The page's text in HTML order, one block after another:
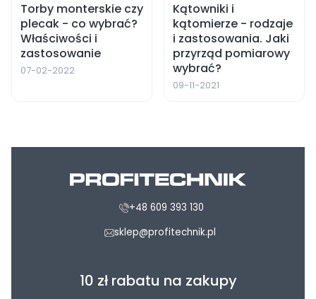
Torby monterskie czy
plecak - co wybrać?
Właściwości i
zastosowanie
07-02-2022
Kątowniki i
kątomierze - rodzaje
i zastosowania. Jaki
przyrząd pomiarowy
wybrać?
09-11-2021
+48 609 393 130
sklep@profitechnik.pl
10 zł rabatu na zakupy